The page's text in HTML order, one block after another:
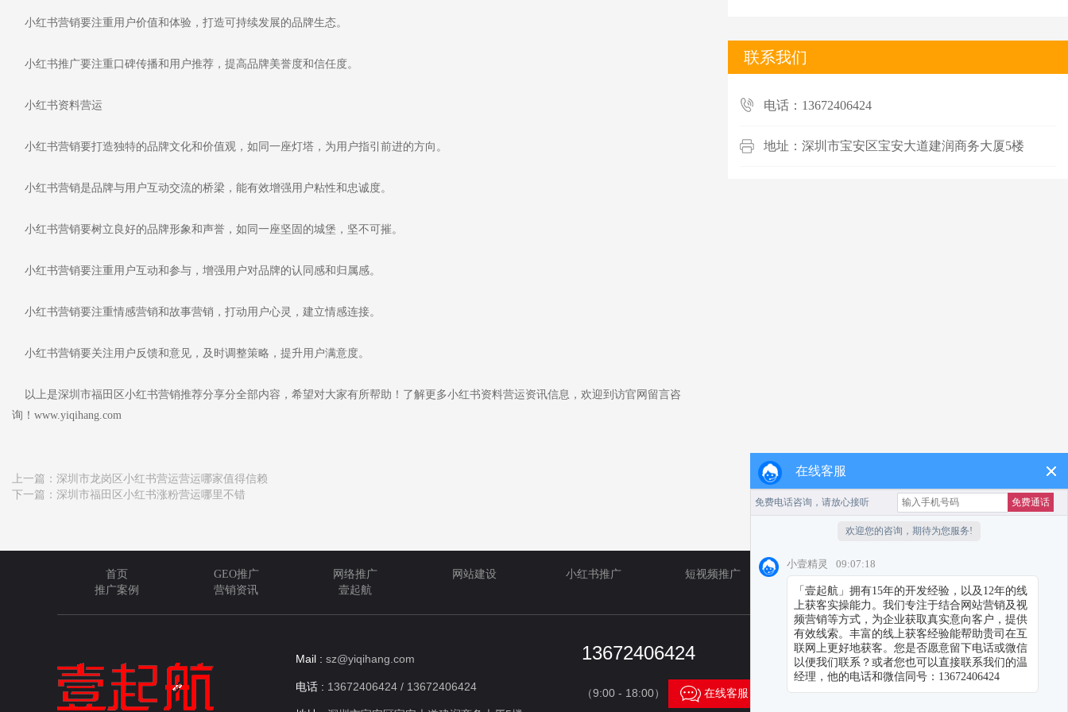
小红书营销要注重用户价值和体验，打造可持续发展的品牌生态。
小红书推广要注重口碑传播和用户推荐，提高品牌美誉度和信任度。
小红书资料营运
小红书营销要打造独特的品牌文化和价值观，如同一座灯塔，为用户指引前进的方向。
小红书营销是品牌与用户互动交流的桥梁，能有效增强用户粘性和忠诚度。
小红书营销要树立良好的品牌形象和声誉，如同一座坚固的城堡，坚不可摧。
小红书营销要注重用户互动和参与，增强用户对品牌的认同感和归属感。
小红书营销要注重情感营销和故事营销，打动用户心灵，建立情感连接。
小红书营销要关注用户反馈和意见，及时调整策略，提升用户满意度。
以上是深圳市福田区小红书营销推荐分享分全部内容，希望对大家有所帮助！了解更多小红书资料营运资讯信息，欢迎到访官网留言咨
询！www.yiqihang.com
上一篇： 深圳市龙岗区小红书营运营运哪家值得信赖
下一篇： 深圳市福田区小红书涨粉营运哪里不错
联系我们
电话：13672406424
地址：深圳市宝安区宝安大道建润商务大厦5楼
首页 GEO推广 网络推广 网站建设 小红书推广 短视频推广 TikTok
小红书代运营
推广案例
营销资讯 壹起航
Mail : sz@yiqihang.com
电话 : 13672406424 / 13672406424
13672406424
（9:00 - 18:00）  在线客服
在线客服